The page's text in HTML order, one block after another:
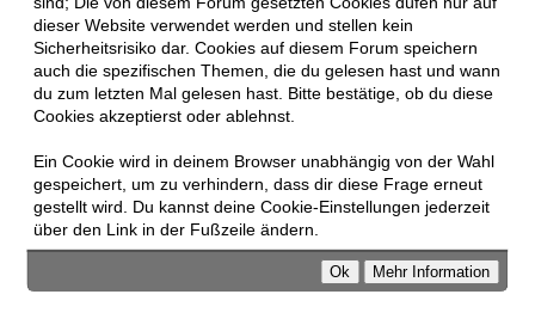
dieser Website verwendet werden und stellen kein
Sicherheitsrisiko dar. Cookies auf diesem Forum speichern
auch die spezifischen Themen, die du gelesen hast und wann
du zum letzten Mal gelesen hast. Bitte bestätige, ob du diese
Cookies akzeptierst oder ablehnst.
Ein Cookie wird in deinem Browser unabhängig von der Wahl
gespeichert, um zu verhindern, dass dir diese Frage erneut
gestellt wird. Du kannst deine Cookie-Einstellungen jederzeit
über den Link in der Fußzeile ändern.